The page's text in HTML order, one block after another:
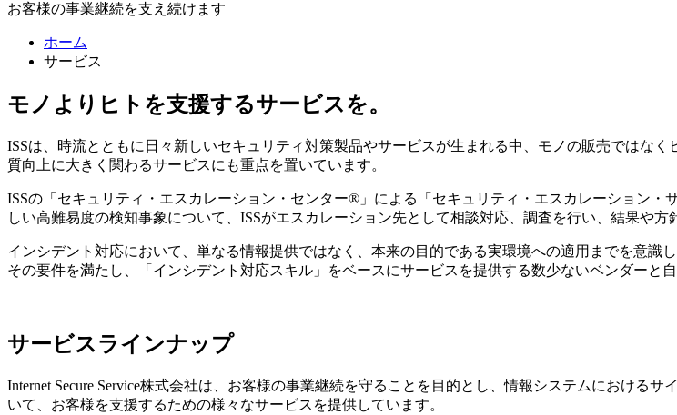
お客様の事業継続を支え続けます
ホーム
サービス
モノよりヒトを支援するサービスを。
ISSは、時流とともに日々新しいセキュリティ対策製品やサービスが生まれる中、モノの販売ではな
質向上に大きく関わるサービスにも重点を置いています。
ISSの「セキュリティ・エスカレーション・センター®」による「セキュリティ・エスカレーション
しい高難易度の検知事象について、ISSがエスカレーション先として相談対応、調査を行い、結果や
インシデント対応において、単なる情報提供ではなく、本来の目的である実環境への適用までを意識
その要件を満たし、「インシデント対応スキル」をベースにサービスを提供する数少ないベンダーと自
サービスラインナップ
Internet Secure Service株式会社は、お客様の事業継続を守ることを目的とし、情報システムにおける
いて、お客様を支援するための様々なサービスを提供しています。